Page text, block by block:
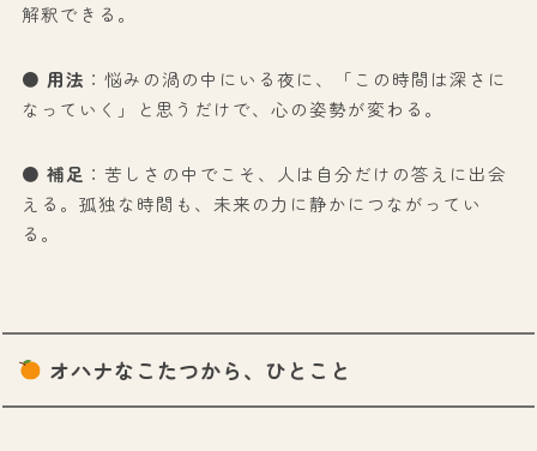
解釈できる。
● 用法 ：悩みの渦の中にいる夜に、「この時間は深さに
なっていく」と思うだけで、心の姿勢が変わる。
● 補足 ：苦しさの中でこそ、人は自分だけの答えに出会
える。孤独な時間も、未来の力に静かにつながってい
る。
オハナなこたつから、ひとこと